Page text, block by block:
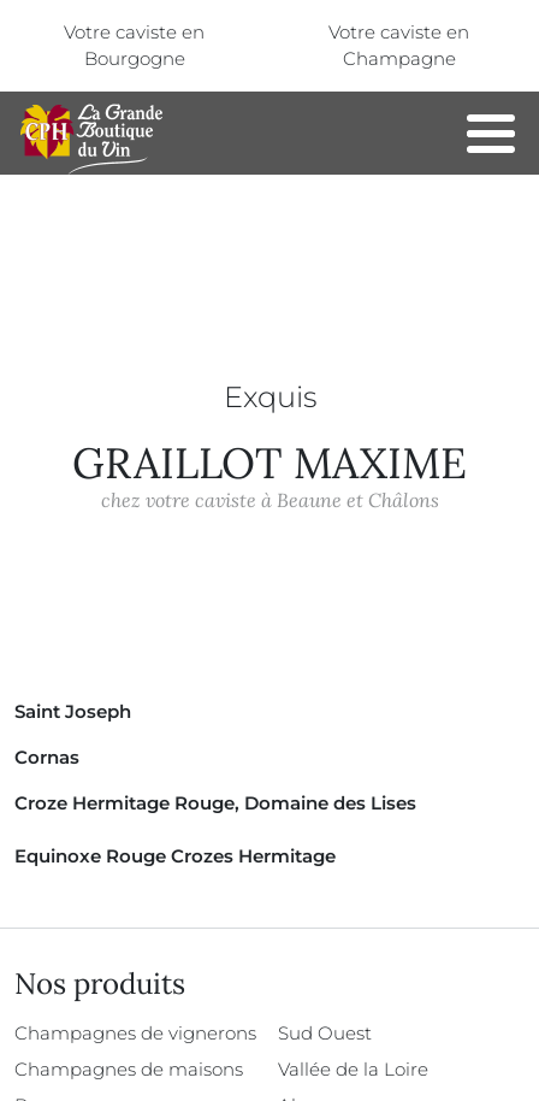
Votre caviste en
Bourgogne
Votre caviste en
Champagne
Exquis
GRAILLOT MAXIME
chez votre caviste à Beaune et Châlons
Saint Joseph
Cornas
Croze Hermitage Rouge, Domaine des Lises
Equinoxe Rouge Crozes Hermitage
Nos produits
Champagnes de vignerons
Champagnes de maisons
Sud Ouest
Vallée de la Loire